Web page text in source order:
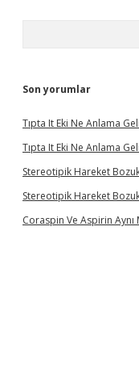
Son yorumlar
Tıpta It Eki Ne Anlama
Tıpta It Eki Ne Anlama
Stereotipik Hareket
Stereotipik Hareket
Coraspin Ve Aspirin Aynı